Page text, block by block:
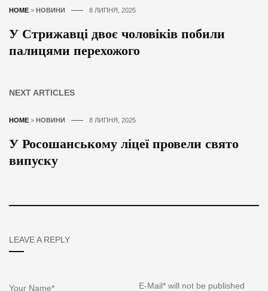
HOME > НОВИНИ 8 ЛИПНЯ, 2025
У Стрижавці двоє чоловіків побили
палицями перехожого
NEXT ARTICLES
HOME > НОВИНИ 8 ЛИПНЯ, 2025
У Росошанському ліцеї провели свято
випуску
LEAVE A REPLY